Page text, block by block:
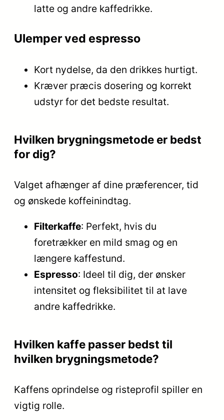
latte og andre kaffedrikke.
Ulemper ved espresso
Kort nydelse, da den drikkes hurtigt.
Kræver præcis dosering og korrekt
udstyr for det bedste resultat.
Hvilken brygningsmetode er bedst
for dig?
Valget afhænger af dine præferencer, tid
og ønskede koffeinindtag.
Filterkaffe: Perfekt, hvis du
foretrækker en mild smag og en
længere kaffestund.
Espresso: Ideel til dig, der ønsker
intensitet og fleksibilitet til at lave
andre kaffedrikke.
Hvilken kaffe passer bedst til
hvilken brygningsmetode?
Kaffens oprindelse og risteprofil spiller en
vigtig rolle.